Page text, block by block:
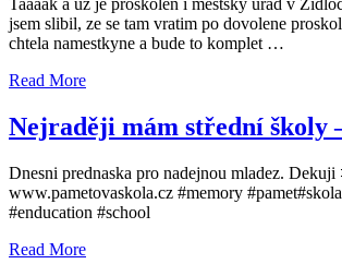
Taaaak a uz je proskolen i mestsky urad v
jsem slibil, ze se tam vratim po dovolene
chtela namestkyne a bude to komplet …
Read More
Nejraději mám střední školy
Dnesni prednaska pro nadejnou mladez.
www.pametovaskola.cz #memory
#enducation #school
Read More